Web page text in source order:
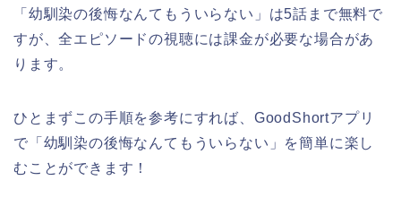
「幼馴染の後悔なんてもういらない」は5話まで無料で
すが、全エピソードの視聴には課金が必要な場合があ
ります。
ひとまずこの手順を参考にすれば、GoodShortアプリ
で「幼馴染の後悔なんてもういらない」を簡単に楽し
むことができます！